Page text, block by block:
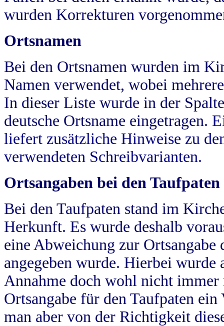
wurden Korrekturen
Ortsnamen
Bei den Ortsnamen wurden im
Namen verwendet, wobei
In dieser Liste wurde in der
deutsche Ortsname eingetragen.
liefert zusätzliche Hinweise zu
verwendeten Schreibvarianten.
Ortsangaben bei den Taufpaten
Bei den Taufpaten stand im
Herkunft. Es wurde deshalb
eine Abweichung zur
angegeben wurde. Hierbei wurde
Annahme doch wohl nicht
Ortsangabe für den Taufpaten
man aber von der Richtigkeit